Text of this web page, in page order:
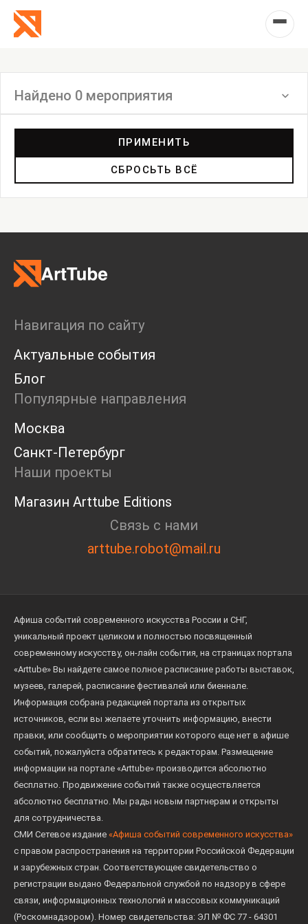
Найдено 0 мероприятия
Дискуссия
Пост-релиз
Пресс-конференция
Ярмарка
Open call
Экскурсия
Дискуссия
Cosmoscow 2024
Blazar 2024
Встречи
Круглый стол
ПРИМЕНИТЬ
СБРОСЬТЬ ВСЁ
Навигация по сайту
Актуальные события
Блог
Популярные направления
Москва
Санкт-Петербург
Наши проекты
Магазин Arttube Editions
Связь с нами
arttube.robot@mail.ru
Афиша событий современного искусства России и СНГ,
уникальный проект целиком и полностью посвященный
современному искусству, он-лайн события, на страницах портала
«Arttube» Вы найдете самое полное расписание работы выставок,
музеев, галерей, расписание фестивалей или биеннале.
Информация собрана редакцией портала из открытых
источников, если вы желаете уточнить информацию, внести
правки, или сообщить о мероприятии которого еще нет в афише
событий, пожалуйста обратитесь к редакторам. Размещение
информации на портале «Arttube» производится абсолютно
бесплатно. Продвижение событий также осуществляется
абсолютно бесплатно. Мы рады новым партнерам и открыты
для сотрудничества.
СМИ Сетевое издание «Афиша событий современного искусства»
с правом распространения на территории Российской Федерации
и зарубежных стран. Соответствующее свидетельство о
регистрации выдано Федеральной службой по надзору в сфере
связи, информационных технологий и массовых коммуникаций
(Роскомнадзором). Номер свидетельства: ЭЛ № ФС 77 - 64301